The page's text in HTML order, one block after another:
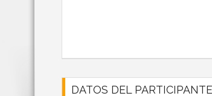
DATOS DEL PARTICIPANTE